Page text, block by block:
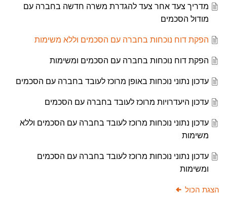
מדריך צעד אחר צעד להגדרת משרה חדשה בחברה עם
מודול הסכמים
הפקת דוח נוכחות בחברה עם הסכמים וללא משימות
הפקת דוח נוכחות בחברה עם הסכמים ומשימות
עדכון נתוני נוכחות באופן מרוכז לעובד בחברה עם הסכמים
עדכון היעדרויות מרוכז לעובד בחברה עם הסכמים
עדכון נתוני נוכחות מרוכז לעובד בחברה עם הסכמים וללא
משימות
עדכון נתוני נוכחות מרוכז לעובד בחברה עם הסכמים
ומשימות
הצגת הכול